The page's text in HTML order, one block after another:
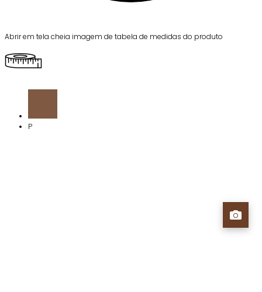
Abrir em tela cheia imagem de tabela de medidas do produto
P